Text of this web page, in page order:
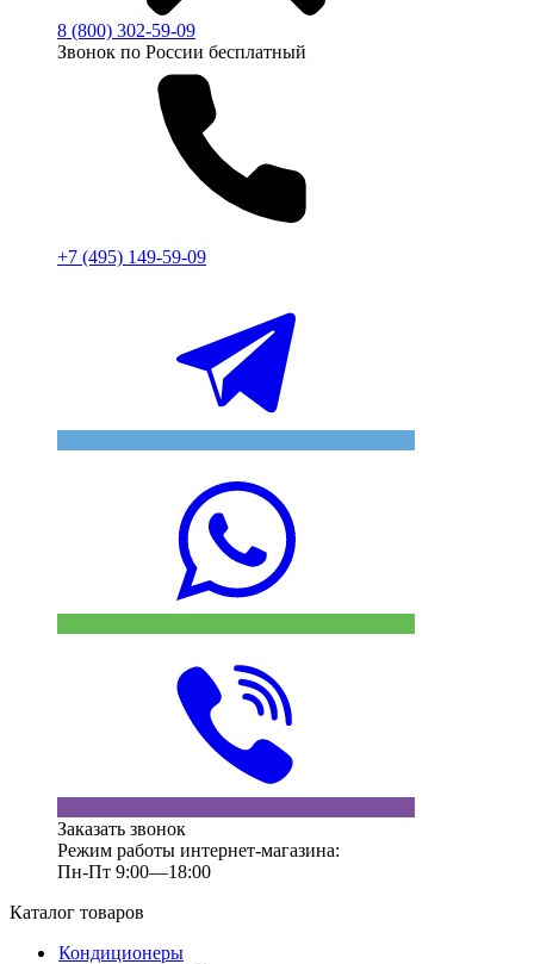
8 (800) 302-59-09
Звонок по России бесплатный
+7 (495) 149-59-09
Заказать звонок
Режим работы интернет-магазина:
Пн-Пт 9:00—18:00
Каталог товаров
Кондиционеры